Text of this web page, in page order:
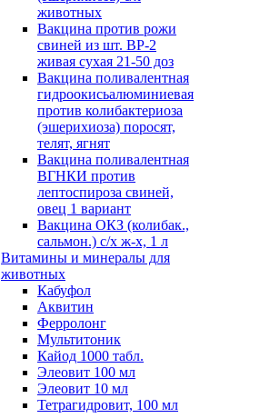
животных
Вакцина против рожи
свиней из шт. ВР-2
живая сухая 21-50 доз
Вакцина поливалентная
гидроокисьалюминиевая
против колибактериоза
(эшерихиоза) поросят,
телят, ягнят
Вакцина поливалентная
ВГНКИ против
лептоспироза свиней,
овец 1 вариант
Вакцина ОКЗ (колибак.,
сальмон.) с/х ж-х, 1 л
Витамины и минералы для
животных
Кабуфол
Аквитин
Ферролонг
Мультитоник
Кайод 1000 табл.
Элеовит 100 мл
Элеовит 10 мл
Тетрагидровит, 100 мл